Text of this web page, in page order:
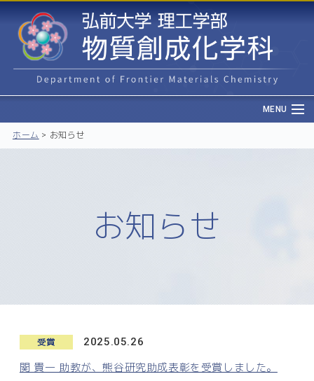
MENU
ホーム > お知らせ
お知らせ
受賞 2025.05.26
関 貴一 助教が、熊谷研究助成表彰を受賞しました。